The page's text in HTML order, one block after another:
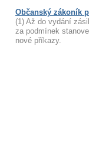
Občanský zákoník
(1) Až do vydání
za podmínek
nové příkazy.